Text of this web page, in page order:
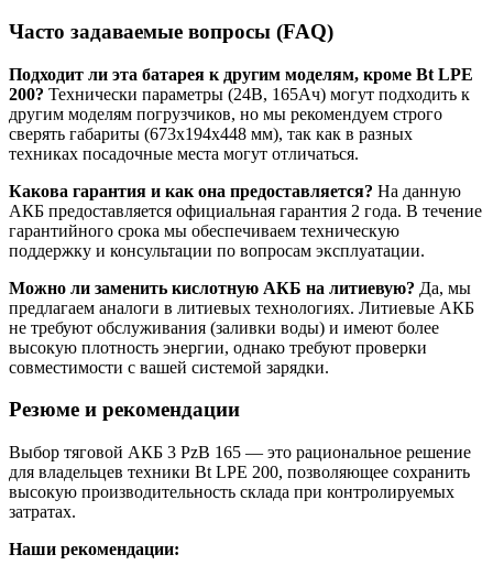
Часто задаваемые вопросы (FAQ)
Подходит ли эта батарея к другим моделям, кроме Bt LPE
200? Технически параметры (24В, 165Ач) могут подходить к
другим моделям погрузчиков, но мы рекомендуем строго
сверять габариты (673x194x448 мм), так как в разных
техниках посадочные места могут отличаться.
Какова гарантия и как она предоставляется? На данную
АКБ предоставляется официальная гарантия 2 года. В течение
гарантийного срока мы обеспечиваем техническую
поддержку и консультации по вопросам эксплуатации.
Можно ли заменить кислотную АКБ на литиевую? Да, мы
предлагаем аналоги в литиевых технологиях. Литиевые АКБ
не требуют обслуживания (заливки воды) и имеют более
высокую плотность энергии, однако требуют проверки
совместимости с вашей системой зарядки.
Резюме и рекомендации
Выбор тяговой АКБ 3 PzB 165 — это рациональное решение
для владельцев техники Bt LPE 200, позволяющее сохранить
высокую производительность склада при контролируемых
затратах.
Наши рекомендации: